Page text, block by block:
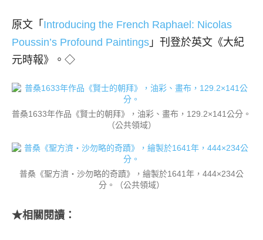
原文「 Introducing the French Raphael: Nicolas
Poussin’s Profound Paintings 」刊登於英文《大紀
元時報》。◇
普桑1633年作品《賢士的朝拜》，油彩、畫布，129.2×141公分。
（公共領域）
普桑《聖方濟・沙勿略的奇蹟》，繪製於1641年，444×234公
分。（公共領域）
★相關閱讀：